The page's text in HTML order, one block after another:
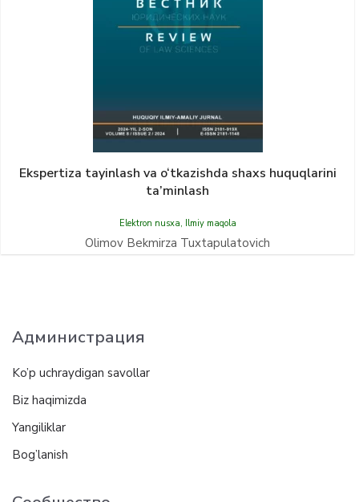
Ekspertiza tayinlash va o‘tkazishda shaxs huquqlarini
ta’minlash
Elektron nusxa, Ilmiy maqola
Olimov Bekmirza Tuxtapulatovich
Администрация
Ko’p uchraydigan savollar
Biz haqimizda
Yangiliklar
Bog’lanish